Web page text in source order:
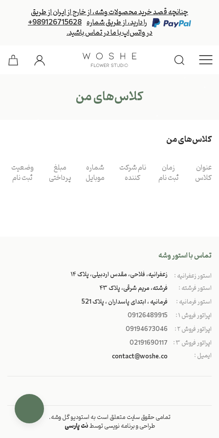
چنانچه قصد خرید محصولات وشه، از خارج از ایران از طریق
را دارید، از طریق شماره +989126715628
در واتس‌اپ با ما در تماس باشید.
کلاس‌های من
کلاس‌های من
عنوان
کلاس
زمان
ثبت نام
نام شرکت
کننده
شماره
موبایل
مبلغ
پرداختی
وضعیت
ثبت نام
تماس با استور وشه
استور زعفرانیه : زعفرانیه، فلاحی، مقدس اردبیلی، پلاک ۱۴
استور فرشته :
فرشته، مریم شرقی، پلاک ۴۳
استور فرمانیه :
فرمانیه ، ابتدای پاسداران ، پلاک 521
اپراتور فروش ۱ :
09126489915
اپراتور فروش ۲ :
09194673046
اپراتور فروش ۳ :
02191690117
ایمیل :
contact@woshe.co
تمامی حقوق سایت متعلق است به استودیو گل وشه.
طراحی و برنامه نویسی توسطنت پارسی